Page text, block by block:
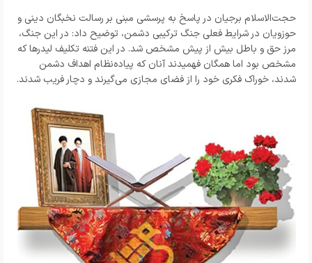
حجت‌الاسلام برجیان در پاسخ به پرسشی مبنی بر رسالت نخبگان دینی و
حوزویان در شرایط فعلی جنگ ترکیبی دشمن، توضیح داد: در این جنگ،
مرز حق و باطل بیش از پیش مشخص شد‌. در این فتنه تکلیف لیدرها که
مشخص بود اما همگان فهمیدند آنان که پیاده‌نظام اهداف دشمن
شدند، خوراک فکری خود را از فضای مجازی می‌گیرند و دچار فریب شدند.